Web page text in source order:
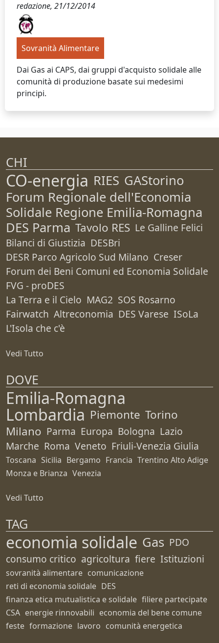
redazione, 21/12/2014
Sovranità Alimentare
Dai Gas ai CAPS, dai gruppi d'acquisto solidale alle
comunità di produzione basate sui medesimi
principi.
CHI
CO-energia RIES GAStorino
Forum Regionale dell'Economia
Solidale Regione Emilia-Romagna
DES Parma Tavolo RES Le Galline Felici
Bilanci di Giustizia DESBri
DESR Parco Agricolo Sud Milano Creser
Forum dei Beni Comuni ed Economia Solidale
FVG - proDES
La Terra e il Cielo MAG2 SOS Rosarno
Fairwatch Altreconomia DES Varese ISoLa
L'Isola che c'è
Vedi Tutto
DOVE
Emilia-Romagna
Lombardia Piemonte Torino
Milano Parma Europa Bologna Lazio
Marche Roma Veneto Friuli-Venezia Giulia
Toscana Sicilia Bergamo Francia Trentino Alto Adige
Monza e Brianza Venezia
Vedi Tutto
TAG
economia solidale Gas PDO
consumo critico agricoltura fiere Istituzioni
sovranità alimentare comunicazione
reti di economia solidale DES
finanza etica mutualistica e solidale filiere partecipate
CSA energie rinnovabili economia del bene comune
feste formazione lavoro comunità energetica